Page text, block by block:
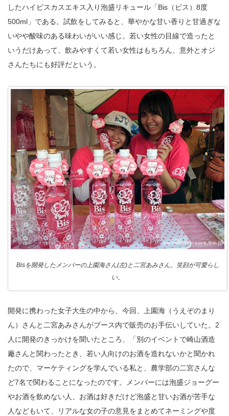
したハイビスカスエキス入り泡盛リキュール「Bis（ビス）8度
500ml」である。試飲をしてみると、華やかな甘い香りと甘過ぎな
いやや酸味のある味わいがいい感じ。若い女性の目線で造ったと
いうだけあって、飲みやすくて若い女性はもちろん、意外とオジ
さんたちにも好評だという。
Bisを開発したメンバーの上園海さん(左)と二宮あみさん。笑顔が可愛らし
い。
開発に携わった女子大生の中から、今回、上園海（うえぞのまり
ん）さんと二宮あみさんがブース内で販売のお手伝いしていた。2
人に開発のきっかけを聞いたところ、「別のイベントで崎山酒造
廠さんと関わったとき、若い人向けのお酒を造れないかと聞かれ
たので、マーケティングを学んでいる私と、農学部の二宮さんな
ど7名で関わることになったのです。メンバーには泡盛ジョーグー
やお酒を飲めない人、お酒は好きだけど泡盛と甘いお酒が苦手な
人などもいて、リアルな女の子の意見をまとめてネーミングや度